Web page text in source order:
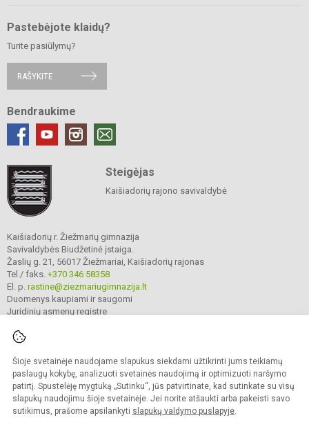
Šioje svetainėje naudojame slapukus siekdami užtikrinti jums teikiamų
paslaugų kokybę, analizuoti svetainės naudojimą ir optimizuoti naršymo
patirtį. Spustelėję mygtuką „Sutinku“, jūs patvirtinate, kad sutinkate su visų
slapukų naudojimu šioje svetainėje. Jei norite atšaukti arba pakeisti savo
sutikimus, prašome apsilankyti slapukų valdymo puslapyje.
Pastebėjote klaidų?
Turite pasiūlymų?
RAŠYKITE
Bendraukime
Steigėjas
Kaišiadorių rajono savivaldybė
Kaišiadorių r. Žiežmarių gimnazija
Savivaldybės Biudžetinė įstaiga.
Žaslių g. 21, 56017 Žiežmariai, Kaišiadorių rajonas
Tel./ faks. +370 346 58358
El. p. rastine@ziezmariugimnazija.lt
Duomenys kaupiami ir saugomi
Juridinių asmenų registre
© 2025. Kaišiadorių r. Žiežmarių gimnazija. Visos teisės saugomos.
Kopijuoti turinį be raštiško įstaigos administracijos sutikimo griežtai draudžiama.
Prieinamumo paraiška Slapukų valdymas